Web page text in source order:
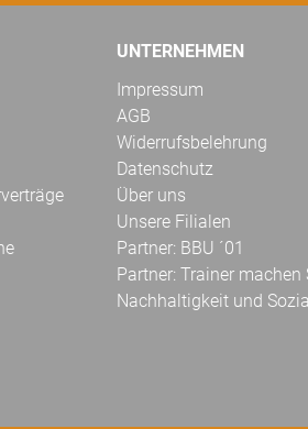
UNTERNEHMEN
Impressum
AGB
Widerrufsbelehrung
Datenschutz
Über uns
Unsere Filialen
Partner: BBU ´01
Partner: Trainer machen
Nachhaltigkeit und